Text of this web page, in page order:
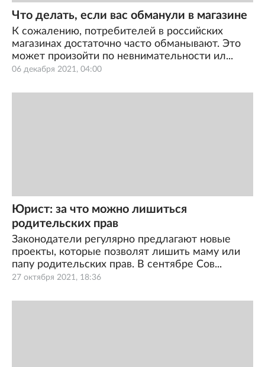
06 декабря 2021, 04:00
Что делать, если вас обманули в магазине
К сожалению, потребителей в российских
магазинах достаточно часто обманывают. Это
может произойти по невнимательности ил...
27 октября 2021, 18:36
Юрист: за что можно лишиться
родительских прав
Законодатели регулярно предлагают новые
проекты, которые позволят лишить маму или
папу родительских прав. В сентябре Сов...